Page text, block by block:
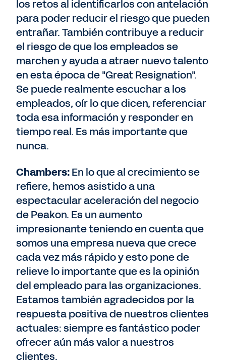
los retos al identificarlos con antelación
para poder reducir el riesgo que pueden
entrañar. También contribuye a reducir
el riesgo de que los empleados se
marchen y ayuda a atraer nuevo talento
en esta época de "Great Resignation".
Se puede realmente escuchar a los
empleados, oír lo que dicen, referenciar
toda esa información y responder en
tiempo real. Es más importante que
nunca.
Chambers:En lo que al crecimiento se
refiere, hemos asistido a una
espectacular aceleración del negocio
de Peakon. Es un aumento
impresionante teniendo en cuenta que
somos una empresa nueva que crece
cada vez más rápido y esto pone de
relieve lo importante que es la opinión
del empleado para las organizaciones.
Estamos también agradecidos por la
respuesta positiva de nuestros clientes
actuales: siempre es fantástico poder
ofrecer aún más valor a nuestros
clientes.